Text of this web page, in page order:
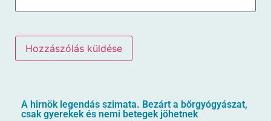
A hirnök legendás szimata. Bezárt a bőrgyógyászat,
csak gyerekek és nemi betegek jöhetnek